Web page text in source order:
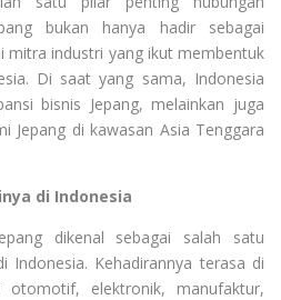
bukan hanya hadir sebagai
mitra industri yang ikut membentuk
Di saat yang sama, Indonesia
bisnis Jepang, melainkan juga
Jepang di kawasan Asia Tenggara
di Indonesia
dikenal sebagai salah satu
Indonesia. Kehadirannya terasa di
elektronik, manufaktur,